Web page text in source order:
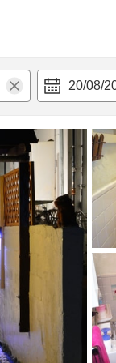
20/08/
nghi